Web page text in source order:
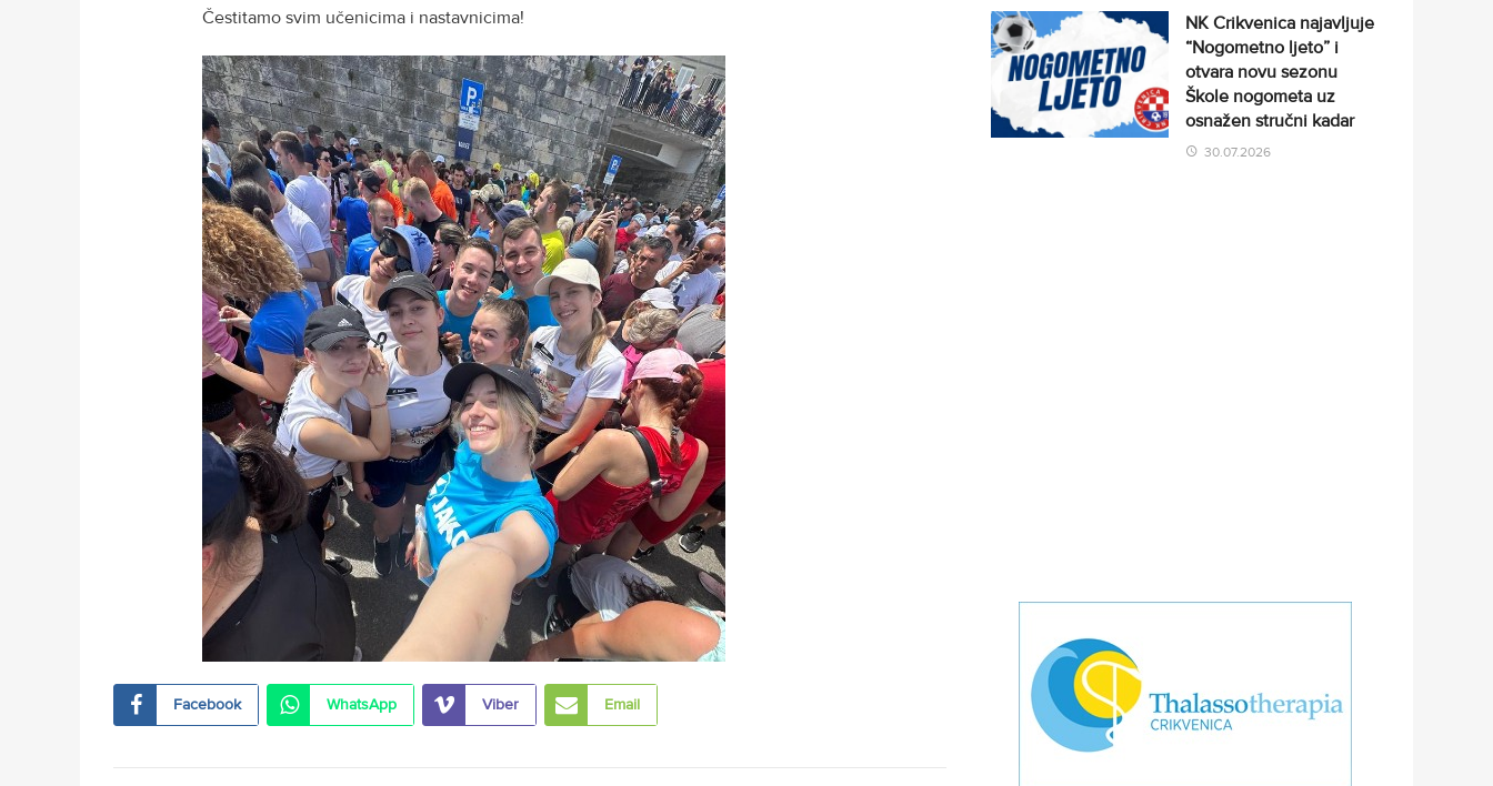
Čestitamo svim učenicima i nastavnicima!
Facebook WhatsApp Viber Email
NK Crikvenica najavljuje
“Nogometno ljeto” i
otvara novu sezonu
Škole nogometa uz
osnažen stručni kadar
30.07.2026